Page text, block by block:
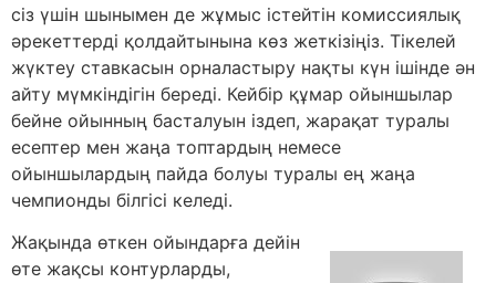
сіз үшін шынымен де жұмыс істейтін комиссиялық
әрекеттерді қолдайтынына көз жеткізіңіз. Тікелей
жүктеу ставкасын орналастыру нақты күн ішінде ән
айту мүмкіндігін береді. Кейбір құмар ойыншылар
бейне ойынның басталуын іздеп, жарақат туралы
есептер мен жаңа топтардың немесе
ойыншылардың пайда болуы туралы ең жаңа
чемпионды білгісі келеді.
Жақында өткен ойындарға дейін
өте жақсы контурларды,